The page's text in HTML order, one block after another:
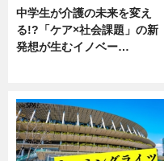
中学生が介護の未来を変え
る!?「ケア×社会課題」の新
発想が生むイノベー…